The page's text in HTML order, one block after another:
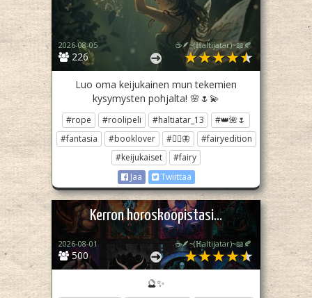
226
2026-08-05 ☕🪶~(ℍaltijatar)~📖🍂
Luo oma keijukainen mun tekemien
kysymysten pohjalta! 🌸🌷💫
#rope #roolipeli #haltiatar_13
#👑🌺🌷
#fantasia
#booklover #🧚‍♀️🦋
#fairyedition
#keijukaiset
#fairy
Jaa
Twiittaa
Kerron horoskoopistasi...
500
2026-08-01 ☕🪶~(ℍaltijatar)~📖🍂
🔮✨